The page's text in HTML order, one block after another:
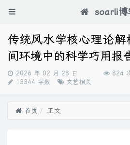
soarli博
传统风水学核心理论
间环境中的科学巧用报
发
布
2026 年 02 月 28 日 824
13344 字数
分
文艺相关
首页 正文